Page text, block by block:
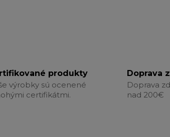
produkty
výrobky sú ocenené
certifikátmi.
Doprava
Doprava
nad 200€